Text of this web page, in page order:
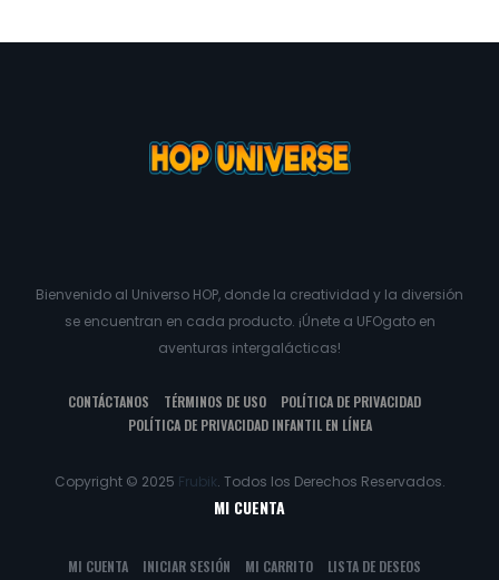
Bienvenido al Universo HOP, donde la creatividad y la diversión
se encuentran en cada producto. ¡Únete a UFOgato en
aventuras intergalácticas!
CONTÁCTANOS TÉRMINOS DE USO
POLÍTICA DE PRIVACIDAD
POLÍTICA DE PRIVACIDAD INFANTIL EN LÍNEA
Copyright © 2025 Frubik. Todos los Derechos Reservados.
MI CUENTA
MI CUENTA INICIAR SESIÓN MI CARRITO
LISTA DE DESEOS